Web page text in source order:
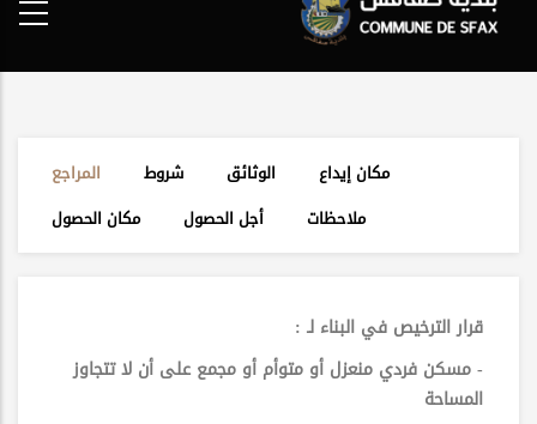
المراجع شروط الوثائق
مكان إيداع
مكان الحصول
أجل الحصول ملاحظات
قرار الترخيص في البناء لـ :
- مسكن فردي منعزل أو متوأم أو مجمع على أن لا تتجاوز
المساحة